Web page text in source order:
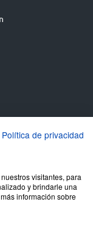
English (UK)
Política de privacidad
visitantes, para
y brindarle una
información sobre